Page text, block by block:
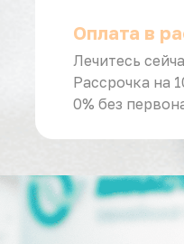
Оплата в
Лечитесь
Рассрочка на
0% без